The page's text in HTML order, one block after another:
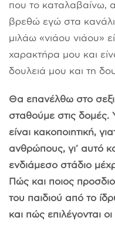
που το καταλαβαίνω,
βρεθώ εγώ στα
μιλάω «νιάου νιάου»
χαρακτήρα μου και
δουλειά μου και τη
Θα επανέλθω στο
σταθούμε στις δομές.
είναι κακοποιητική,
ανθρώπους, γι’ αυτό
ενδιάμεσο στάδιο
Πώς και ποιος
του παιδιού από το
και πώς επιλέγονται οι